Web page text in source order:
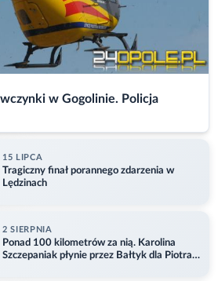
w Gogolinie. Policja
15 LIPCA
Tragiczny finał porannego zdarzenia w
Lędzinach
2 SIERPNIA
Ponad 100 kilometrów za nią. Karolina
Szczepaniak płynie przez Bałtyk dla Piotra.